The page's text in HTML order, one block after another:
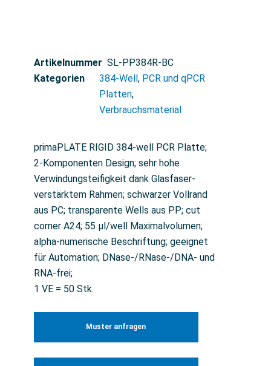
Artikelnummer SL-PP384R-BC
Kategorien
384-Well , PCR und qPCR
Platten,
Verbrauchsmaterial
primaPLATE RIGID 384-well PCR Platte;
2-Komponenten Design; sehr hohe
Verwindungsteifigkeit dank Glasfaser-
verstärktem Rahmen; schwarzer Vollrand
aus PC; transparente Wells aus PP; cut
corner A24; 55 µl/well Maximalvolumen;
alpha-numerische Beschriftung; geeignet
für Automation; DNase-/RNase-/DNA- und
RNA-frei;
1 VE = 50 Stk.
Muster anfragen